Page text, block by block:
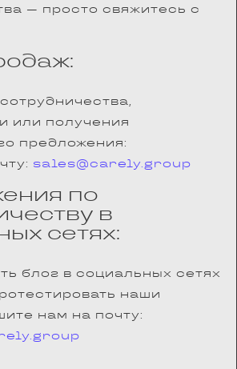
— просто свяжитесь с
или получения
предложения:
sales@carely.group
по
в
сетях:
блог в социальных сетях
наши
нам на почту: